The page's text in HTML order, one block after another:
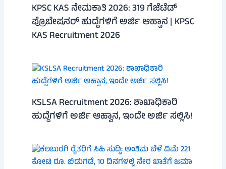
KPSC KAS ನೇಮಕಾತಿ 2026: 319 ಗೆಜೆಟೆಡ್
ಪ್ರೊಬೇಷನರ್ ಹುದ್ದೆಗಳಿಗೆ ಅರ್ಜಿ ಆಹ್ವಾನ | KPSC
KAS Recruitment 2026
KSLSA Recruitment 2026: ಶಾಖಾಧಿಕಾರಿ
ಹುದ್ದೆಗಳಿಗೆ ಅರ್ಜಿ ಆಹ್ವಾನ, ಇಂದೇ ಅರ್ಜಿ ಸಲ್ಲಿಸಿ!